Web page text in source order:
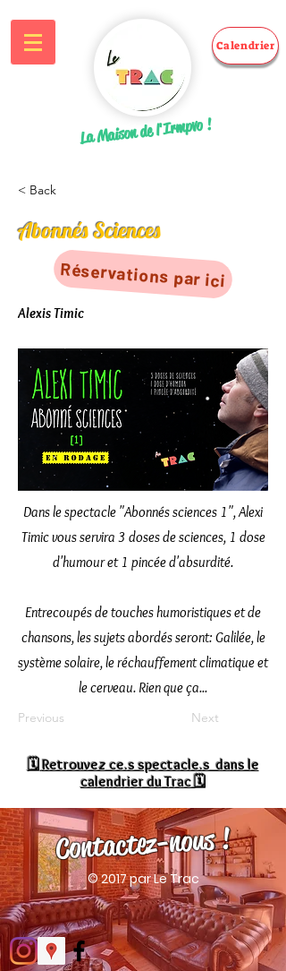
Calendrier
La Maison de l'Irmpvo !
< Back
Abonnés Sciences
Réservations par ici
Alexis Timic
Dans le spectacle "Abonnés sciences 1", Alexi
Timic vous servira 3 doses de sciences, 1 dose
d'humour et 1 pincée d'absurdité.
Entrecoupés de touches humoristiques et de
chansons, les sujets abordés seront: Galilée, le
système solaire, le réchauffement climatique et
le cerveau. Rien que ça...
Previous Next
🗓Retrouvez ce.s spectacle.s dans le
calendrier du Trac 🗓
Contactez-nous !
© 2017 par Le Trac